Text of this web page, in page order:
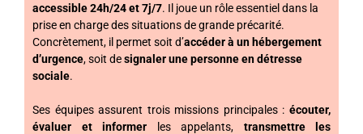
accessible 24h/24 et 7j/7. Il joue un rôle essentiel dans la
prise en charge des situations de grande précarité.
Concrètement, il permet soit d’accéder à un hébergement
d’urgence, soit designaler une personne en détresse
sociale.
Ses équipes assurent trois missions principales : écouter,
évaluer et informer les appelants, transmettre les